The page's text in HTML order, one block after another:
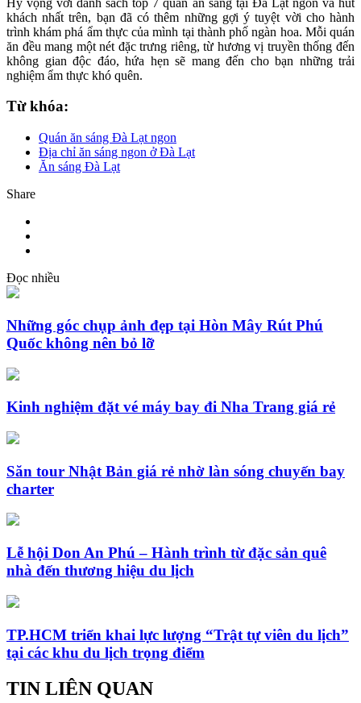
khách nhất trên, bạn đã có thêm những gợi ý tuyệt vời cho hành
trình khám phá ẩm thực của mình tại thành phố ngàn hoa. Mỗi quán
ăn đều mang một nét đặc trưng riêng, từ hương vị truyền thống đến
không gian độc đáo, hứa hẹn sẽ mang đến cho bạn những trải
nghiệm ẩm thực khó quên.
Từ khóa:
Quán ăn sáng Đà Lạt ngon
Địa chỉ ăn sáng ngon ở Đà Lạt
Ăn sáng Đà Lạt
Share
Đọc nhiều
Những góc chụp ảnh đẹp tại Hòn Mây Rút Phú
Quốc không nên bỏ lỡ
Kinh nghiệm đặt vé máy bay đi Nha Trang giá rẻ
Săn tour Nhật Bản giá rẻ nhờ làn sóng chuyến bay
charter
Lễ hội Don An Phú – Hành trình từ đặc sản quê
nhà đến thương hiệu du lịch
TP.HCM triển khai lực lượng “Trật tự viên du lịch”
tại các khu du lịch trọng điểm
TIN LIÊN QUAN